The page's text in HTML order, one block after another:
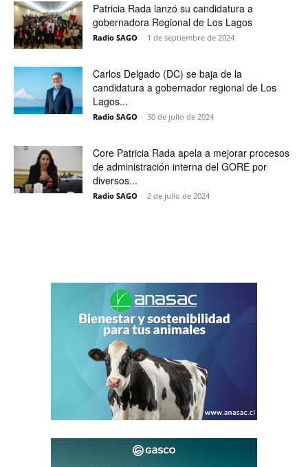
Patricia Rada lanzó su candidatura a
gobernadora Regional de Los Lagos
Radio SAGO - 1 de septiembre de 2024
Carlos Delgado (DC) se baja de la
candidatura a gobernador regional de Los
Lagos...
Radio SAGO - 30 de julio de 2024
Core Patricia Rada apela a mejorar procesos
de administración interna del GORE por
diversos...
Radio SAGO - 2 de julio de 2024